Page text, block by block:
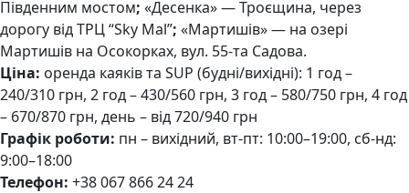
Південним мостом; «Десенка» — Троєщина, через
дорогу від ТРЦ “Sky Mal”; «Мартишів» — на озері
Мартишів на Осокорках, вул. 55-та Садова.
Ціна: оренда каяків та SUP (будні/вихідні): 1 год –
240/310 грн, 2 год – 430/560 грн, 3 год – 580/750 грн, 4 год
– 670/870 грн, день – від 720/940 грн
Графік роботи: пн – вихідний, вт-пт: 10:00–19:00, сб-нд:
9:00–18:00
Телефон: +38 067 866 24 24